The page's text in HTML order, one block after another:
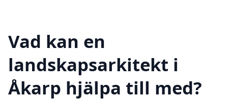
Vad kan en
landskapsarkitekt i
Åkarp hjälpa till med?